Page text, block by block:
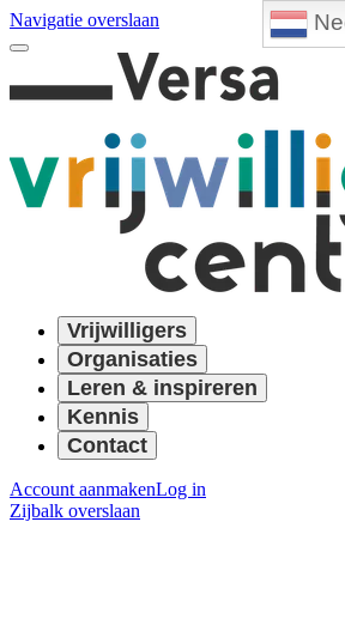
Navigatie overslaan
Vrijwilligers
Organisaties
Leren & inspireren
Kennis
Contact
Account aanmakenLog in
Zijbalk overslaan